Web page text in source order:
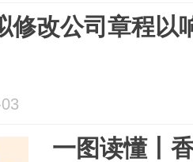
修改公司章程以
一图读懂丨